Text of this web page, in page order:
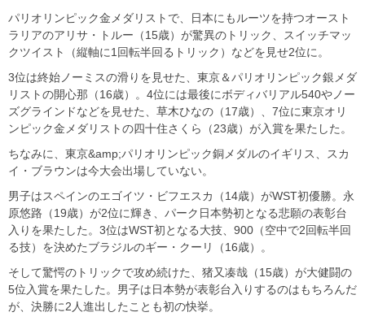
パリオリンピック金メダリストで、日本にもルーツを持つオースト
ラリアのアリサ・トルー（15歳）が驚異のトリック、スイッチマッ
クツイスト（縦軸に1回転半回るトリック）などを見せ2位に。
3位は終始ノーミスの滑りを見せた、東京＆パリオリンピック銀メダ
リストの開心那（16歳）。4位には最後にボディバリアル540やノー
ズグラインドなどを見せた、草木ひなの（17歳）、7位に東京オリ
ンピック金メダリストの四十住さくら（23歳）が入賞を果たした。
ちなみに、東京&amp;パリオリンピック銅メダルのイギリス、スカ
イ・ブラウンは今大会出場していない。
男子はスペインのエゴイツ・ビフエスカ（14歳）がWST初優勝。永
原悠路（19歳）が2位に輝き、パーク日本勢初となる悲願の表彰台
入りを果たした。3位はWST初となる大技、900（空中で2回転半回
る技）を決めたブラジルのギー・クーリ（16歳）。
そして驚愕のトリックで攻め続けた、猪又凑哉（15歳）が大健闘の
5位入賞を果たした。男子は日本勢が表彰台入りするのはもちろんだ
が、決勝に2人進出したことも初の快挙。